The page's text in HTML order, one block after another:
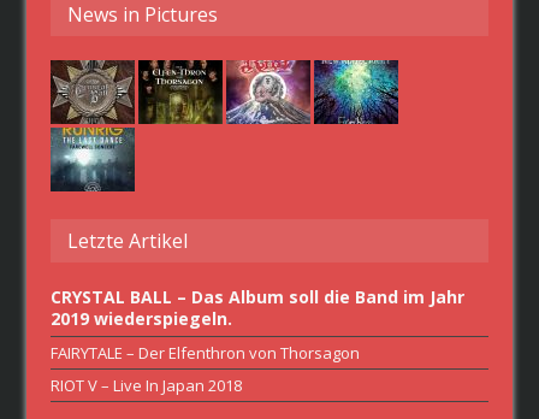
News in Pictures
Letzte Artikel
CRYSTAL BALL – Das Album soll die Band im Jahr
2019 wiederspiegeln.
FAIRYTALE – Der Elfenthron von Thorsagon
RIOT V – Live In Japan 2018